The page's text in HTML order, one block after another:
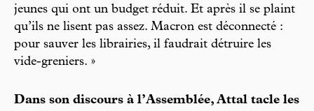
jeunes qui ont un budget réduit. Et après il se plaint
qu’ils ne lisent pas assez. Macron est déconnecté :
pour sauver les librairies, il faudrait détruire les
vide-greniers. »
Dans son discours à l’Assemblée, Attal tacle les